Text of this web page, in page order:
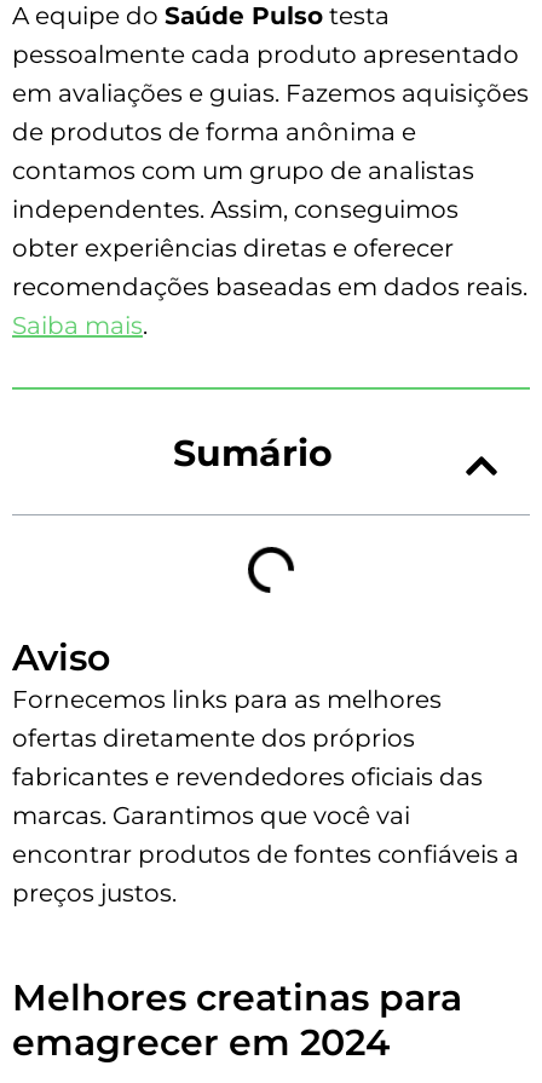
A equipe do Saúde Pulso testa
pessoalmente cada produto apresentado
em avaliações e guias. Fazemos aquisições
de produtos de forma anônima e
contamos com um grupo de analistas
independentes. Assim, conseguimos
obter experiências diretas e oferecer
recomendações baseadas em dados reais.
Saiba mais.
Sumário
Aviso
Fornecemos links para as melhores
ofertas diretamente dos próprios
fabricantes e revendedores oficiais das
marcas. Garantimos que você vai
encontrar produtos de fontes confiáveis a
preços justos.
Melhores creatinas para
emagrecer em 2024